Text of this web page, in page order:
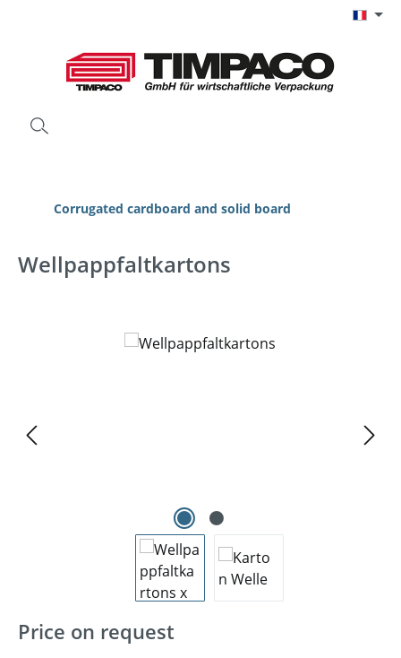
Corrugated cardboard and solid board
Wellpappfaltkartons
Ignorer la galerie d'images
Price on request